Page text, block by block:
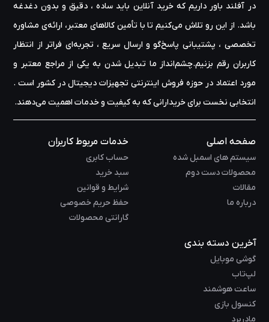
در آفلند باور داریم که خرید آنلاین باید ساده ، دقیق و بدون دغدغه
باشد. از این رو تلاش می‌کنیم تا با تأمین کالاهای معتبر، ارائه‌ی مشاوره‌
تخصصی ، پشتیبانی پاسخ‌گو و ارسال سریع ، تجربه‌ای فراتر از انتظار
کاربران رقم بزنیم.چشم‌انداز ما تبدیل شدن به یکی از مراجع معتبر و
مورد اعتماد در حوزه‌ فروش اینترنتی تجهیزات دیجیتال در کشور است .
انتخابی نخست برای خریدارانی که به کیفیت و خدمات اهمیت می‌دهند.
صفحه اصلی
سیستم های اسمبل شده
محصولات دست دوم
مقالات
درباره ما
خدمات مربوط کاربران
حساب کابری
سبد خرید
شرایط و قوانین
حفظ حریم خصوصی
گارانتی محصولات
آخرین دسته بندی
گوشی موبایل
لپ‌تاب
ساعت هوشمند
کنسول بازی
مادربرد